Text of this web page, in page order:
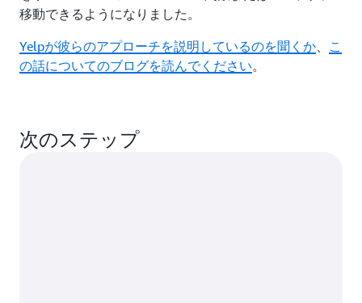
移動できるようになりました。
Yelpが彼らのアプローチを説明しているのを聞くか
こ
の話についてのブログを読んでください。
次のステップ